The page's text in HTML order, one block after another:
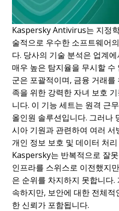
Kaspersky Antivirus는 지정
술적으로 우수한 소프트웨어
다. 당사의 기술 분석은 업계
매우 높은 탐지율을 무시할
군은 포괄적이며, 금융 거래
족을 위한 강력한 자녀 보호
니다. 이 기능 세트는 원격 근
올인원 솔루션입니다. 그러나
시아 기원과 관련하여 여러
개인 정보 보호 및 데이터 처
Kaspersky는 반복적으로 잘
인프라를 스위스로 이전했지
은 순위를 차지하지 못합니다
속하지만, 보안에 대한 전체
한 신뢰가 포함됩니다.